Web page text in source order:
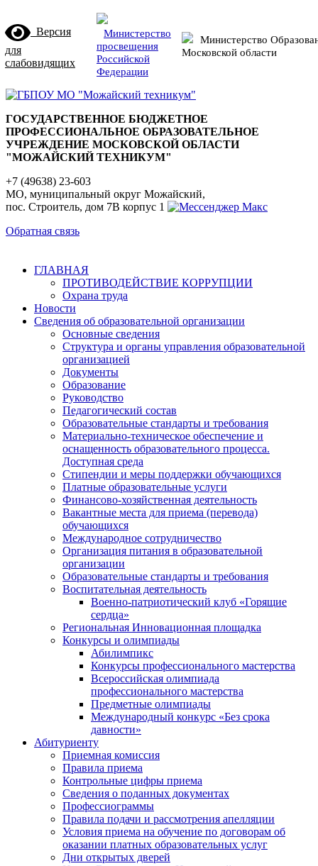
Версия
для
слабовидящих
Министерство
просвещения
Российской
Федерации
Министерство
Московской области
ГОСУДАРСТВЕННОЕ БЮДЖЕТНОЕ
ПРОФЕССИОНАЛЬНОЕ ОБРАЗОВАТЕЛЬНОЕ
УЧРЕЖДЕНИЕ МОСКОВСКОЙ ОБЛАСТИ
"МОЖАЙСКИЙ ТЕХНИКУМ"
+7 (49638) 23-603
МО, муниципальный округ Можайский,
пос. Строитель, дом 7В корпус 1
Обратная связь
ГЛАВНАЯ
ПРОТИВОДЕЙСТВИЕ КОРРУПЦИИ
Охрана труда
Новости
Сведения об образовательной организации
Основные сведения
Структура и органы управления образовательной
организацией
Документы
Образование
Руководство
Педагогический состав
Образовательные стандарты и требования
Материально-техническое обеспечение и
оснащенность образовательного процесса.
Доступная среда
Стипендии и меры поддержки обучающихся
Платные образовательные услуги
Финансово-хозяйственная деятельность
Вакантные места для приема (перевода)
обучающихся
Международное сотрудничество
Организация питания в образовательной
организации
Образовательные стандарты и требования
Воспитательная деятельность
Военно-патриотический клуб «Горящие
сердца»
Региональная Инновационная площадка
Конкурсы и олимпиады
Абилимпикс
Конкурсы профессионального мастерства
Всероссийская олимпиада
профессионального мастерства
Предметные олимпиады
Международный конкурс «Без срока
давности»
Абитуриенту
Приемная комиссия
Правила приема
Контрольные цифры приема
Сведения о поданных документах
Профессиограммы
Правила подачи и рассмотрения апелляции
Условия приема на обучение по договорам об
оказании платных образовательных услуг
Дни открытых дверей